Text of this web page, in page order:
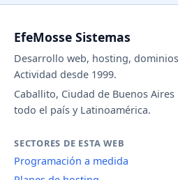
EfeMosse Sistemas
Desarrollo web, hosting,
Actividad desde 1999.
Caballito, Ciudad de Buenos Aires
todo el país y Latinoamérica.
SECTORES DE ESTA WEB
Programación a medida